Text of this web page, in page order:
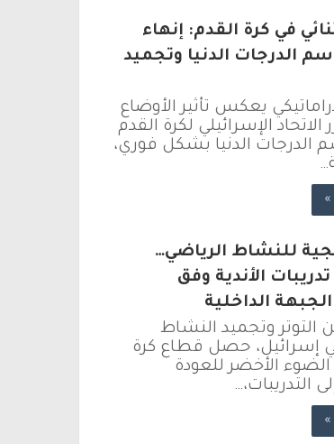
في كرة القدم: إنهاء
الدرجات الدنيا وتجميد
يعكس تأثير الأوضاع
الاتحاد الإسرائيلي لكرة القدم
الدرجات الدنيا بشكل فوري،
»
للنشاط الرياضي…
الأندية وفق
الداخلية
التوتر وتجميد النشاط
إسرائيل، حصل قطاع كرة
الضوء الأخضر للعودة
التدريبات،…
»